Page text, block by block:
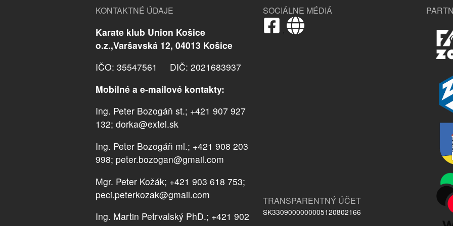
KONTAKTNÉ ÚDAJE
Karate klub Union Košice
o.z.,Varšavská 12, 04013 Košice
IČO: 35547561 DIČ: 2021683937
Mobilné a e-mailové kontakty:
Ing. Peter Bozogáň st.; +421 907 927
132; dorka@extel.sk
Ing. Peter Bozogáň ml.; +421 908 203
998; peter.bozogan@gmail.com
Mgr. Peter Kožák; +421 903 618 753;
peci.peterkozak@gmail.com
Ing. Martin Petrvalský PhD.; +421 902
SOCIÁLNE MÉDIÁ
,
TRANSPARENTNÝ ÚČET
SK3309000000005120802166